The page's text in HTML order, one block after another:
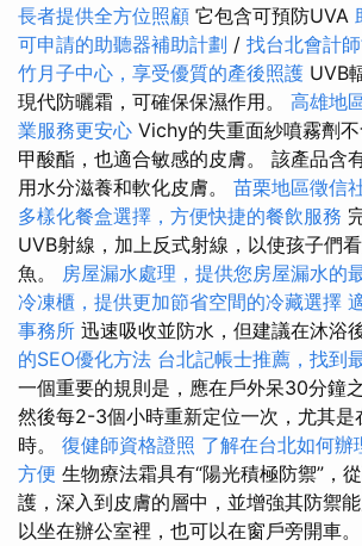
長者提供全方位照顧 它包含可預防UVA
可申請的助聽器補助計劃 / 找台北會計
竹月子中心，享受優質的產後照護 UVB
現代防曬霜，可確保保濕作用。 高雄地
業服務更安心 Vichy的失重面紗噴霧劑
甲酸酯，也適合敏感的皮膚。 該產品含
用水分滋養和軟化皮膚。 苗栗地區徵信
多樣化餐盒選擇，方便快捷的餐飲服務
UVB射線，加上反式射線，以使孩子們
魚。 房屋漏水處理，提供您房屋漏水的
冷凍櫃，提供更加節省空間的冷藏選擇
事務所 迅速吸收並防水，但建議在沐浴
的SEO優化方法 台北記帳士推薦，找到
一個重要的規則是，應在戶外呆30分鐘
然後每2-3個小時重新定位一次，尤其是
時。 復健師資格證照 了解在台北如何辦
方便 生物療法霜具有“陽光積極防禦”，
護，深入到皮膚的層中，並增強其防禦
以坐在辦公室裡，也可以在窗戶旁開車。